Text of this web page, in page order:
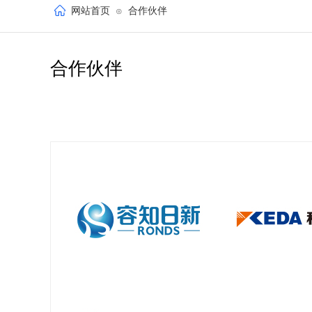
网站首页 ⊙ 合作伙伴
合作伙伴